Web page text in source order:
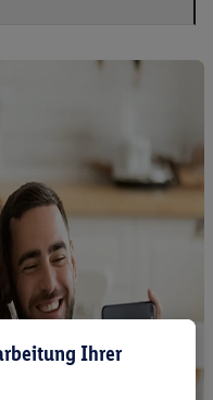
Ihrer